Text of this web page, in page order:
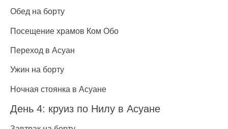
Обед на борту
Посещение храмов Ком Обо
Переход в Асуан
Ужин на борту
Ночная стоянка в Асуане
День 4: круиз по Нилу в Асуане